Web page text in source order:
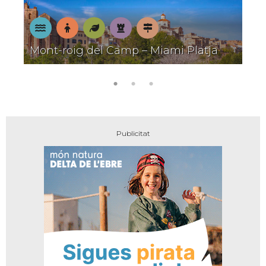
A
la
En
família
NaturaPatrimoni
Pobles
amb
Mont-roig del Camp – Miami Platja